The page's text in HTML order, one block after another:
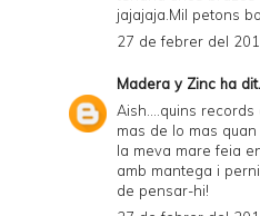
jajajaja.Mil petons
27 de febrer del
Madera y Zinc ha
Aish....quins records
mas de lo mas
la meva mare feia
amb mantega i
de pensar-hi!